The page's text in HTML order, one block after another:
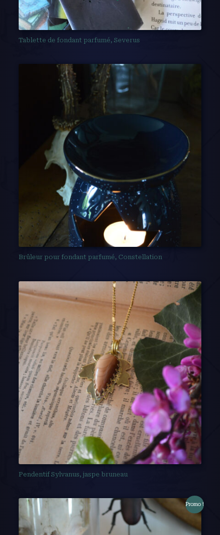
Tablette de fondant parfumé, Severus
Brûleur pour fondant parfumé, Constellation
Pendentif Sylvanus, jaspe bruneau
Promo !